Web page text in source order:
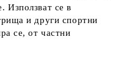
Използват се в
и други спортни
се, от частни